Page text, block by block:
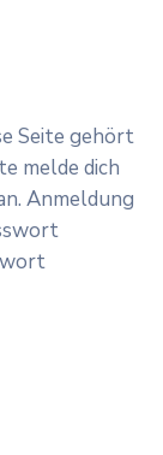
Seite gehört
melde dich
Anmeldung